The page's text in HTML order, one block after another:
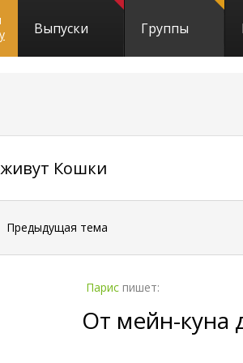
Выпуски Группы
Кошки
Предыдущая тема
Парис пишет:
От мейн-куна